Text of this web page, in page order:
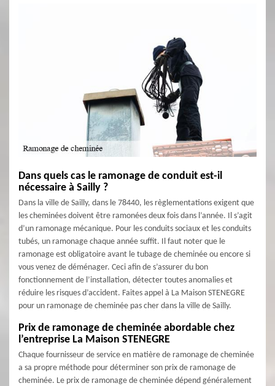
Dans quels cas le ramonage de conduit est-il
nécessaire à Sailly ?
Dans la ville de Sailly, dans le 78440, les règlementations exigent que
les cheminées doivent être ramonées deux fois dans l’année. Il s’agit
d’un ramonage mécanique. Pour les conduits sociaux et les conduits
tubés, un ramonage chaque année suffit. Il faut noter que le
ramonage est obligatoire avant le tubage de cheminée ou encore si
vous venez de déménager. Ceci afin de s’assurer du bon
fonctionnement de l’installation, détecter toutes anomalies et
réduire les risques d’accident. Faites appel à La Maison STENEGRE
pour un ramonage de cheminée pas cher dans la ville de Sailly.
Prix de ramonage de cheminée abordable chez
l’entreprise La Maison STENEGRE
Chaque fournisseur de service en matière de ramonage de cheminée
a sa propre méthode pour déterminer son prix de ramonage de
cheminée. Le prix de ramonage de cheminée dépend généralement